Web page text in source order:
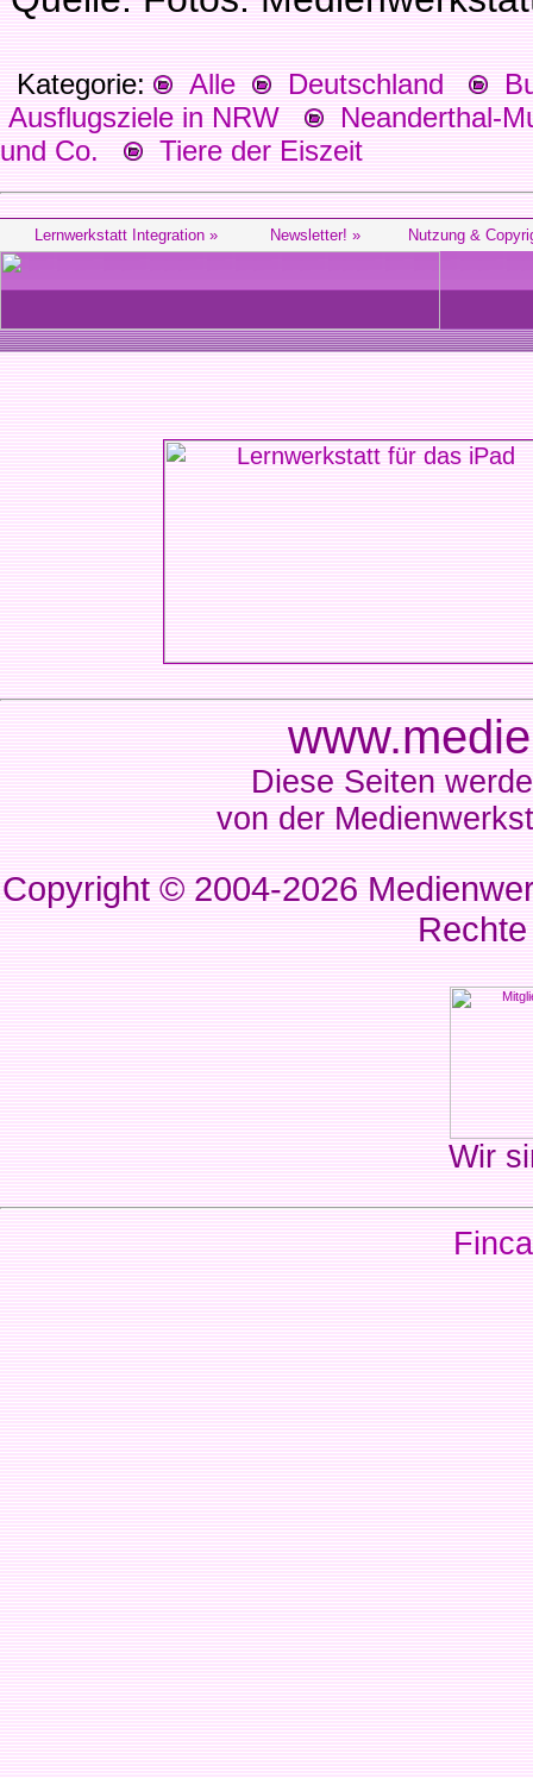
Kategorie: Alle Deutschland
Ausflugsziele in NRW
Neanderthal-
und Co.
Tiere der Eiszeit
Lernwerkstatt Integration » Newsletter! » Nutzung &
Diese Seiten
von der
Copyright © 2004-2026
Wir